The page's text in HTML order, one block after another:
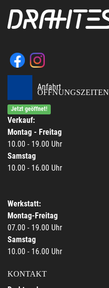
Anfahrt
ÖFFNUNGSZEITEN
Jetzt geöffnet!
Verkauf:
Montag - Freitag
10.00 - 19.00 Uhr
Samstag
10.00 - 16.00 Uhr
Werkstatt:
Montag-Freitag
07.00 - 19.00 Uhr
Samstag
10.00 - 16.00 Uhr
KONTAKT